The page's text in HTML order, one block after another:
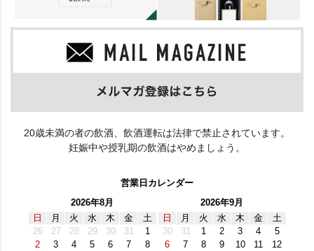
20歳未満の者の飲酒、飲酒運転は法律で禁止されています。
妊娠中や授乳期の飲酒はやめましょう。
営業日カレンダー
2026年8月
日
月 火 水 木 金
土
26
27 28 29 30 31
1
2
3 4 5 6 7
8
2026年9月
日
月 火 水 木 金
土
30
31 1 2 3 4
5
6
7 8 9 10 11
12